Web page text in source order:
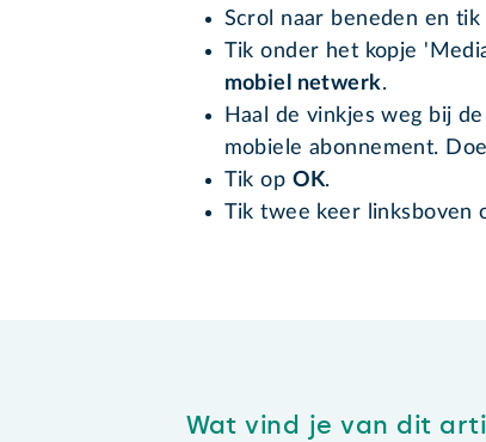
Scrol naar beneden en tik
Tik onder het kopje
mobiel netwerk.
Haal de vinkjes weg bij
mobiele abonnement.
Tik op OK.
Tik twee keer linksboven
Wat vind je van dit